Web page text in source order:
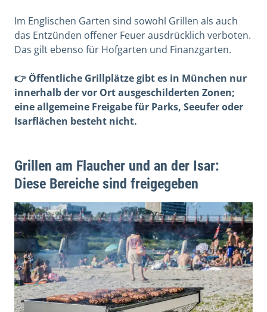
Im Englischen Garten sind sowohl Grillen als auch
das Entzünden offener Feuer ausdrücklich verboten.
Das gilt ebenso für Hofgarten und Finanzgarten.
👉 Öffentliche Grillplätze gibt es in München nur
innerhalb der vor Ort ausgeschilderten Zonen;
eine allgemeine Freigabe für Parks, Seeufer oder
Isarflächen besteht nicht.
Grillen am Flaucher und an der Isar:
Diese Bereiche sind freigegeben